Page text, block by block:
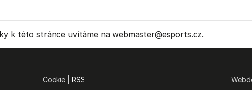
k této stránce uvítáme na webmaster@esports.cz.
Cookie | RSS